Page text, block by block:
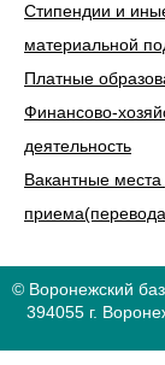
Стипендии и
материальной
Платные
Финансово-
деятельность
Вакантные места
© Воронежский
394055 г.